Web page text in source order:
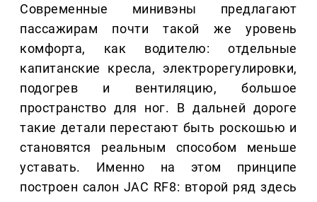
Современные минивэны предлагают
пассажирам почти такой же уровень
комфорта, как водителю: отдельные
капитанские кресла, электрорегулировки,
подогрев и вентиляцию, большое
пространство для ног. В дальней дороге
такие детали перестают быть роскошью и
становятся реальным способом меньше
уставать. Именно на этом принципе
построен салон JAC RF8: второй ряд здесь